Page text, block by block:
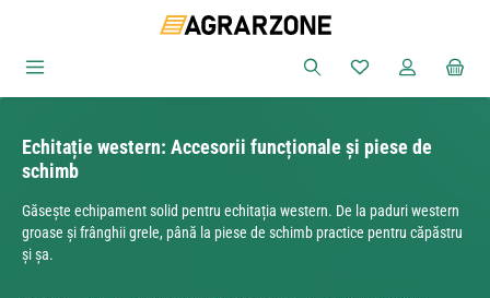
Sari la conținutul principal
Aveți 0 articole
Echitație western: Accesorii funcționale și piese de
schimb
Găsește echipament solid pentru echitația western. De la paduri western
groase și frânghii grele, până la piese de schimb practice pentru căpăstru
și șa.